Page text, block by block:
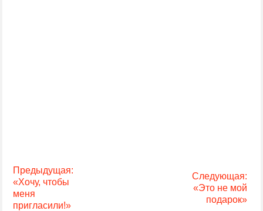
Предыдущая:
«Хочу, чтобы
меня
пригласили!»
Следующая:
«Это не мой
подарок»